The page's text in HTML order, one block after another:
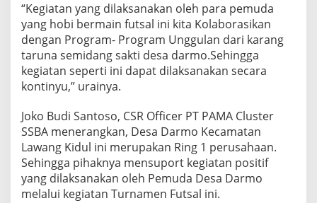
“Kegiatan yang dilaksanakan oleh para pemuda
yang hobi bermain futsal ini kita Kolaborasikan
dengan Program- Program Unggulan dari karang
taruna semidang sakti desa darmo.Sehingga
kegiatan seperti ini dapat dilaksanakan secara
kontinyu,” urainya.
Joko Budi Santoso, CSR Officer PT PAMA Cluster
SSBA menerangkan, Desa Darmo Kecamatan
Lawang Kidul ini merupakan Ring 1 perusahaan.
Sehingga pihaknya mensuport kegiatan positif
yang dilaksanakan oleh Pemuda Desa Darmo
melalui kegiatan Turnamen Futsal ini.